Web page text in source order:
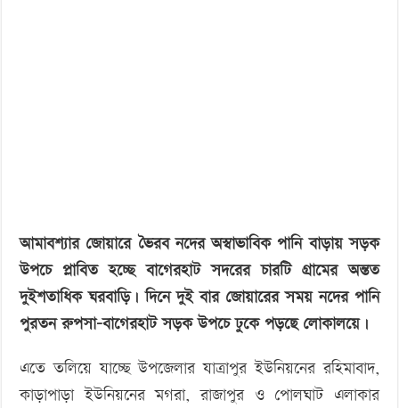
আমাবশ্যার জোয়ারে ভৈরব নদের অস্বাভাবিক পানি বাড়ায় সড়ক
উপচে প্লাবিত হচ্ছে বাগেরহাট সদরের চারটি গ্রামের অন্তত
দুইশতাধিক ঘরবাড়ি। দিনে দুই বার জোয়ারের সময় নদের পানি
পুরতন রুপসা-বাগেরহাট সড়ক উপচে ঢুকে পড়ছে লোকালয়ে।
এতে তলিয়ে যাচ্ছে উপজেলার যাত্রাপুর ইউনিয়নের রহিমাবাদ,
কাড়াপাড়া ইউনিয়নের মগরা, রাজাপুর ও পোলঘাট এলাকার